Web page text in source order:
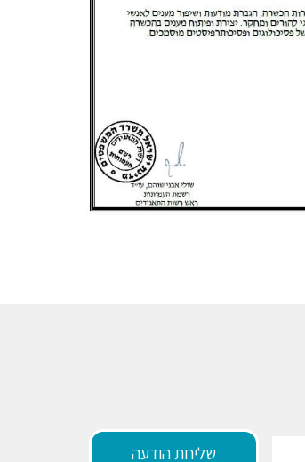
שליחת הודעה